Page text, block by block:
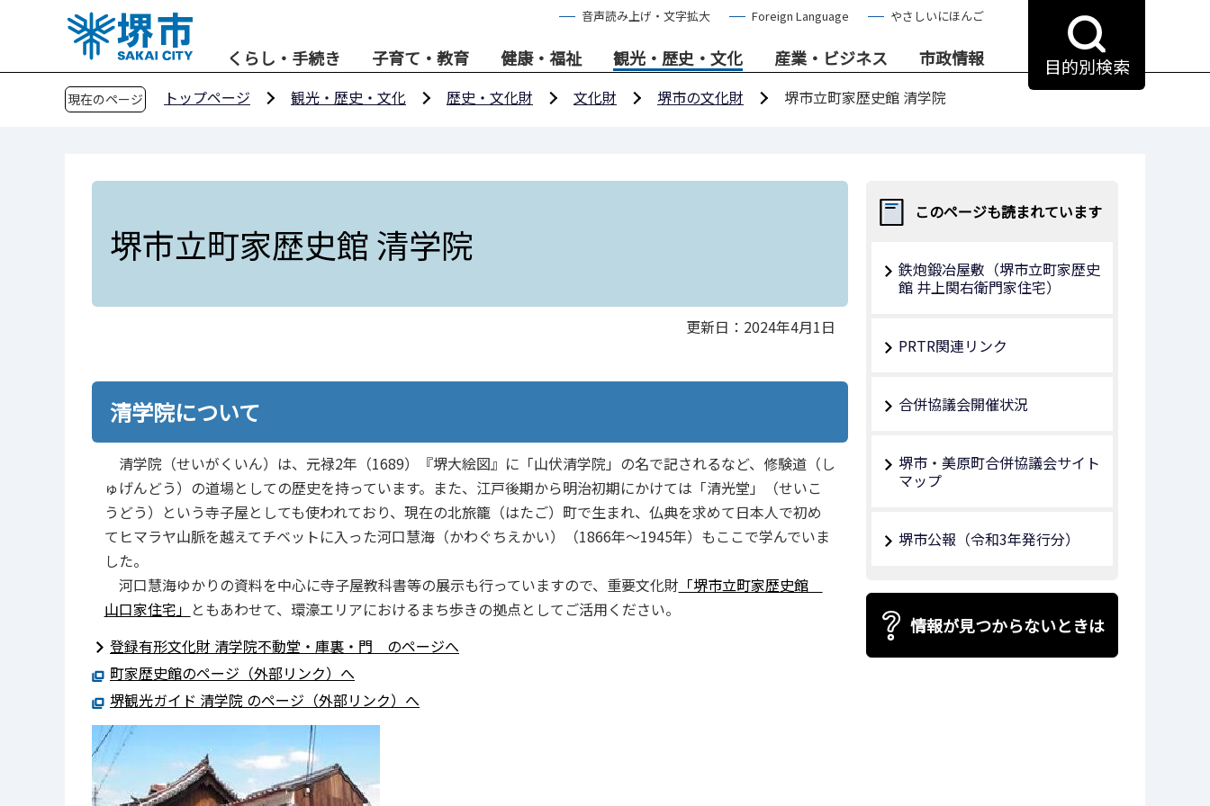
音声読み上げ・文字拡大 Foreign Language やさしいにほんご
くらし・手続き 子育て・教育 健康・福祉 観光・歴史・文化 産業・ビジネス 市政情報 目的別検索
現在のページ トップページ 観光・歴史・文化 歴史・文化財 文化財 堺市の文化財 堺市立町家歴史館 清学院
堺市立町家歴史館 清学院
更新日：2024年4月1日
清学院について
清学院（せいがくいん）は、元禄2年（1689）『堺大絵図』に「山伏清学院」の名で記されるなど、修験道（し
ゅげんどう）の道場としての歴史を持っています。また、江戸後期から明治初期にかけては「清光堂」（せいこ
うどう）という寺子屋としても使われており、現在の北旅籠（はたご）町で生まれ、仏典を求めて日本人で初め
てヒマラヤ山脈を越えてチベットに入った河口慧海（かわぐちえかい）（1866年～1945年）もここで学んでいま
した。
河口慧海ゆかりの資料を中心に寺子屋教科書等の展示も行っていますので、重要文化財 「堺市立町家歴史館
山口家住宅」 ともあわせて、環濠エリアにおけるまち歩きの拠点としてご活用ください。
登録有形文化財 清学院不動堂・庫裏・門 のページへ
町家歴史館のページ（外部リンク）へ
堺観光ガイド 清学院 のページ（外部リンク）へ
このページも読まれています
鉄炮鍛冶屋敷（堺市立町家歴史
館 井上関右衛門家住宅）
PRTR関連リンク
合併協議会開催状況
堺市・美原町合併協議会サイト
マップ
堺市公報（令和3年発行分）
情報が見つからないときは